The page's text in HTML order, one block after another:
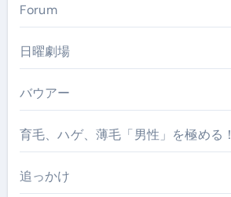
Forum
日曜劇場
バウアー
育毛、ハゲ、薄毛「男性」を極める！
追っかけ